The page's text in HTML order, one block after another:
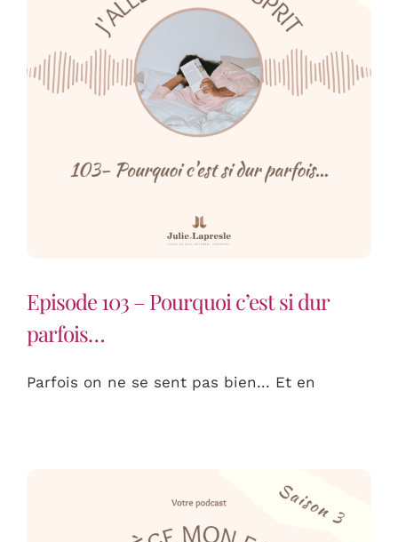
Episode 103 – Pourquoi c’est si dur
parfois…
Parfois on ne se sent pas bien... Et en